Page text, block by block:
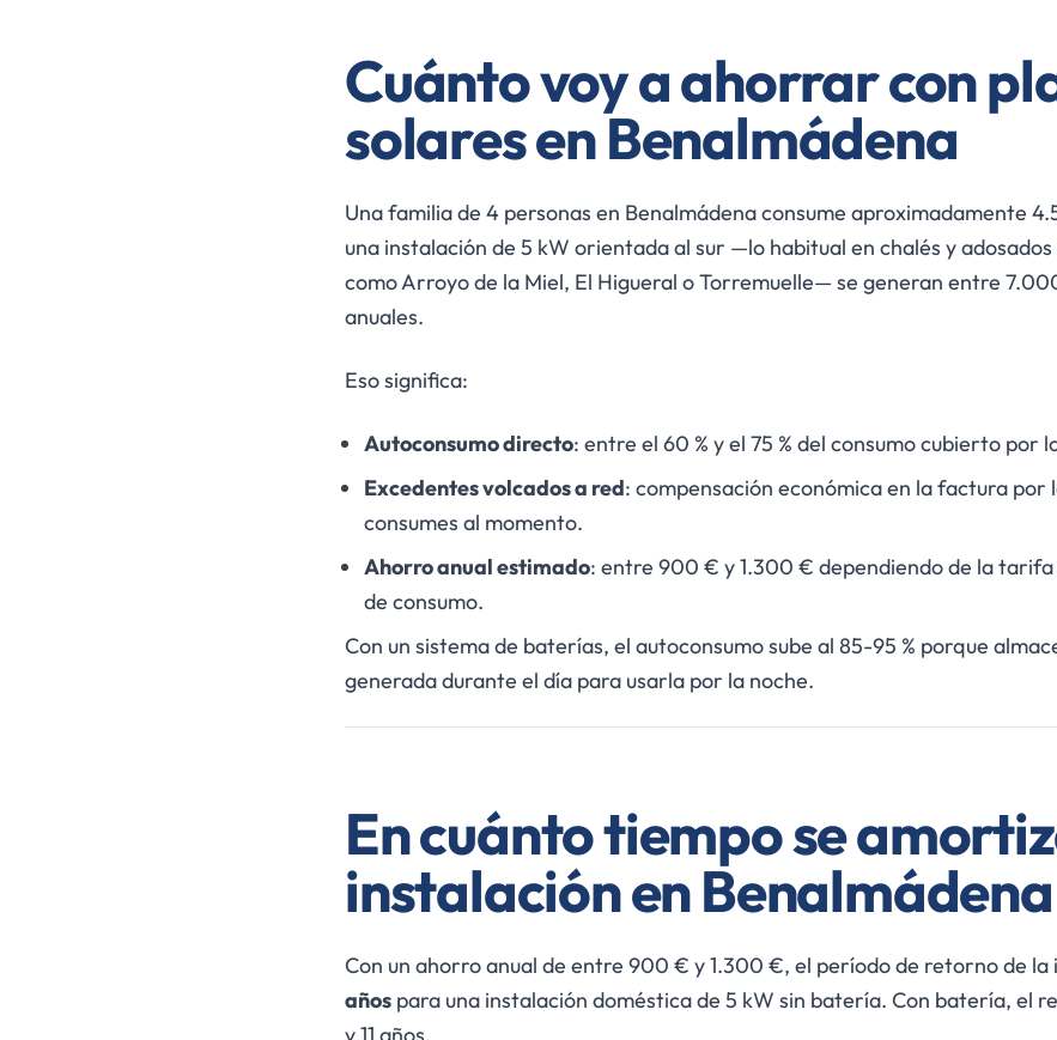
Cuánto voy a ahorrar con
solares en Benalmádena
Una familia de 4 personas en Benalmádena consume aproximadamente
una instalación de 5 kW orientada al sur —lo habitual en chalés y
como Arroyo de la Miel, El Higueral o Torremuelle— se generan entre
anuales.
Eso significa:
Autoconsumo directo: entre el 60 % y el 75 % del consumo cubierto por
Excedentes volcados a red: compensación económica en la factura por
consumes al momento.
Ahorro anual estimado: entre 900 € y 1.300 € dependiendo de la
de consumo.
Con un sistema de baterías, el autoconsumo sube al 85-95 % porque
generada durante el día para usarla por la noche.
En cuánto tiempo se
instalación en Benalmádena
Con un ahorro anual de entre 900 € y 1.300 €, el período de retorno de la
años para una instalación doméstica de 5 kW sin batería. Con batería, el